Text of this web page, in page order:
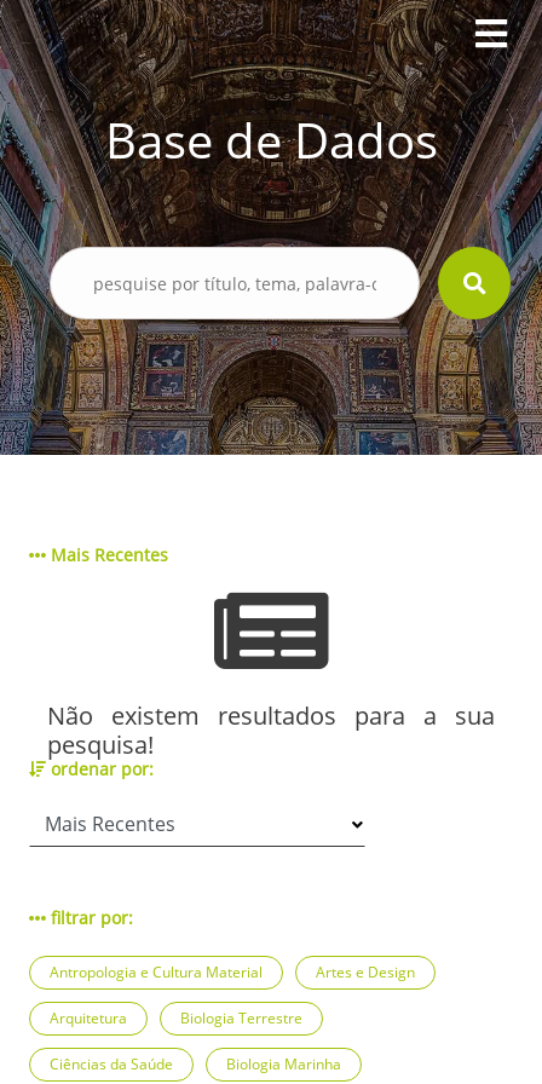
Base de Dados
Mais Recentes
Não existem resultados para a sua
pesquisa!
ordenar por:
filtrar por:
Antropologia e Cultura Material Artes e Design
Arquitetura Biologia Terrestre
Ciências da Saúde Biologia Marinha